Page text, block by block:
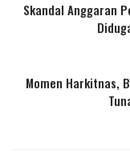
Skandal Anggaran
Momen Harkitnas,